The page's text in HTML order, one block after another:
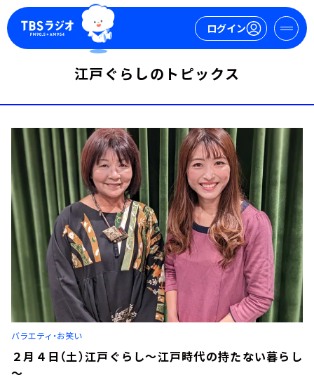
ログイン
今日の番組表
週間番組表
トピックス
TBS Podcast
お知らせ
イベント・グッズ
YouTube
江戸ぐらしのトピックス
バラエティ・お笑い
２月４日（土）江戸ぐらし～江戸時代の持たない暮らし
～